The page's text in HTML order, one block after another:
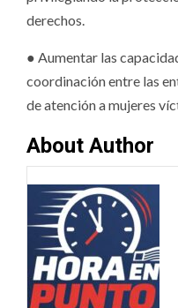
derechos.
● Aumentar las
coordinación entre las
de atención a mujeres
About Author